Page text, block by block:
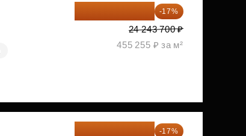
-17%
24 243 700 ₽
455 255 ₽ за м²
-17%